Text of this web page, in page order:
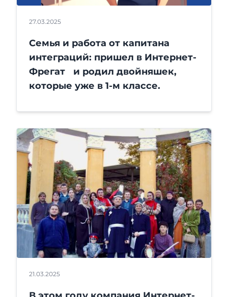
27.03.2025
Семья и работа от капитана
интеграций: пришел в Интернет-
Фрегат и родил двойняшек,
которые уже в 1-м классе.
21.03.2025